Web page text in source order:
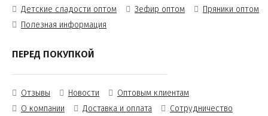
Детские сладости оптом
Зефир оптом
Пряники оптом
Полезная информация
ПЕРЕД ПОКУПКОЙ
Отзывы Новости
Оптовым клиентам
О компании
Доставка и оплата
Сотрудничество